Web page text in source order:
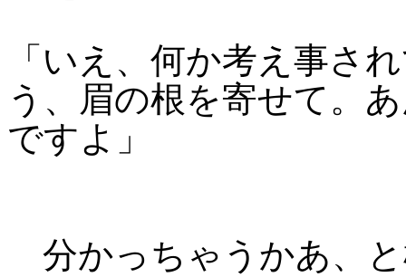
「いえ、何か考え事さ
う、眉の根を寄せて。
ですよ」
分かっちゃうかあ、